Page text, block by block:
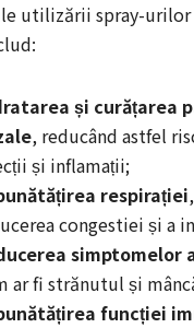
utilizării spray-urilor
și curățarea
, reducând astfel
și inflamații;
respirației
congestiei și a
simptomelor
ar fi strănutul și
funcției